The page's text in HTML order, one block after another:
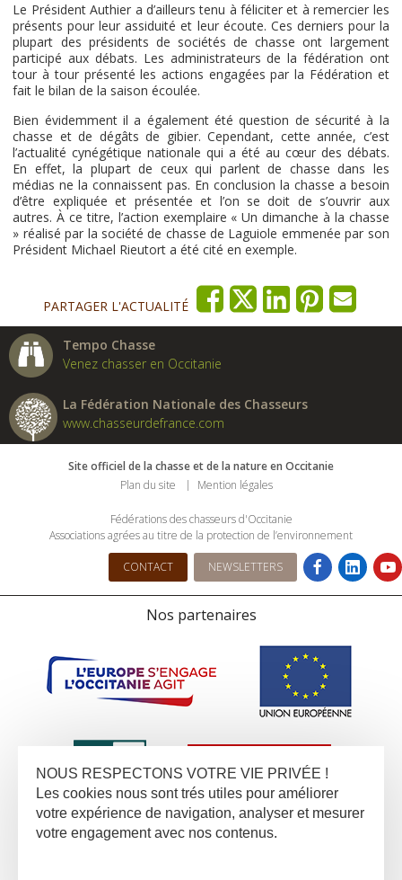
Le Président Authier a d’ailleurs tenu à féliciter et à remercier les
présents pour leur assiduité et leur écoute. Ces derniers pour la
plupart des présidents de sociétés de chasse ont largement
participé aux débats. Les administrateurs de la fédération ont
tour à tour présenté les actions engagées par la Fédération et
fait le bilan de la saison écoulée.
Bien évidemment il a également été question de sécurité à la
chasse et de dégâts de gibier. Cependant, cette année, c’est
l’actualité cynégétique nationale qui a été au cœur des débats.
En effet, la plupart de ceux qui parlent de chasse dans les
médias ne la connaissent pas. En conclusion la chasse a besoin
d’être expliquée et présentée et l’on se doit de s’ouvrir aux
autres. À ce titre, l’action exemplaire « Un dimanche à la chasse
» réalisé par la société de chasse de Laguiole emmenée par son
Président Michael Rieutort a été cité en exemple.
PARTAGER L'ACTUALITÉ
Tempo Chasse
Venez chasser en Occitanie
La Fédération Nationale des Chasseurs
www.chasseurdefrance.com
Site officiel de la chasse et de la nature en Occitanie
Plan du site
Mention légales
Fédérations des chasseurs d'Occitanie
Associations agrées au titre de la protection de l’environnement
CONTACT NEWSLETTERS
Nos partenaires
NOUS RESPECTONS VOTRE VIE PRIVÉE !
Les cookies nous sont trés utiles pour améliorer
votre expérience de navigation, analyser et mesurer
votre engagement avec nos contenus.